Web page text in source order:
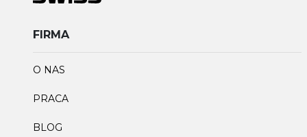
FIRMA
O NAS
PRACA
BLOG